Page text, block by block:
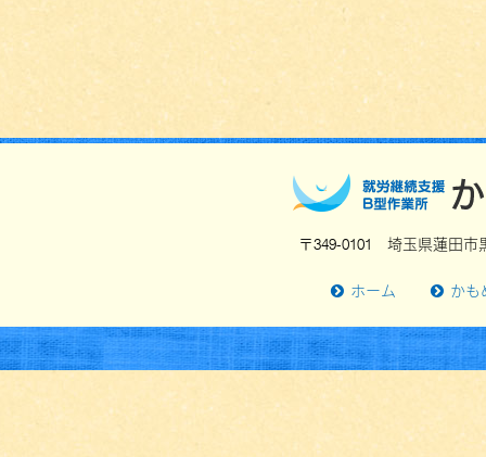
〒349-0101 埼玉県蓮田市
ホーム かも